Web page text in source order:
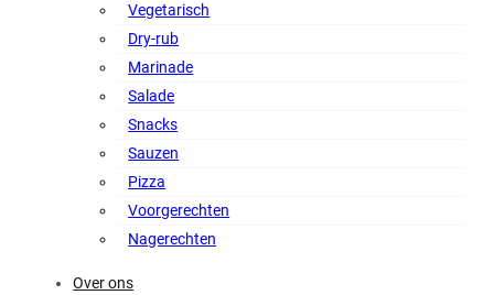
Vegetarisch
Dry-rub
Marinade
Salade
Snacks
Sauzen
Pizza
Voorgerechten
Nagerechten
Over ons